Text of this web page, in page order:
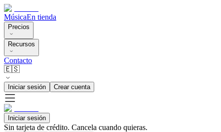
MúsicaEn tienda
Precios
Recursos
Contacto
🇪🇸
Iniciar sesión Crear cuenta
Iniciar sesión
Sin tarjeta de crédito. Cancela cuando quieras.